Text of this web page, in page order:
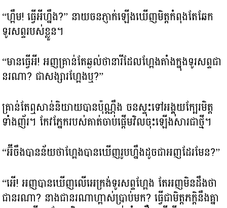
“ហ្អឹម! ធ្វើអីហ្នឹង?” នាយចនភ្ញាក់ឡើងឃើញមិត្តកំពុងតែឆែក
ទូរសព្ទរបស់ខ្លួន។
“មានធ្វើអី! អញគ្រាន់តែឆ្ងល់ថានារីដែលហ្អែងតាំងក្នុងទូរសព្ទជា
នរណា? ជាសង្សារហ្អែងឬ?”
គ្រាន់តែឮសាន់និយាយបានប៉ុណ្ណឹង ចនស្ទុះទៅអង្គុយក្បែរមិត្ត
ទាំងញ័រ។ កែវភ្នែករបស់គាត់ចាប់ផ្តើមវិលចុះឡើងសារជាថ្មី។
“អ៊ីចឹងបានន័យថាហ្អែងបានឃើញរូបហ្នឹងដូចជាអញដែរមែន?”
“អើ! អញបានឃើញលើអេក្រង់ទូរសព្ទហ្អែង តែអញមិនដឹងថា
ជានរណា? នាងជានរណាហ្អាស់ប្រាប់មក? ធ្វើជាមិត្តភក្តិនឹងគ្នា